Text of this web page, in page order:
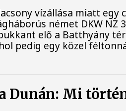
vízállása miatt egy
német DKW NZ
elő a Batthyány
pedig egy közel
Dunán: Mi